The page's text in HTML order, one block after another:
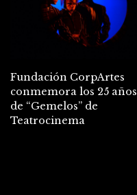
Fundación CorpArtes
conmemora los 25 años
de “Gemelos” de
Teatrocinema